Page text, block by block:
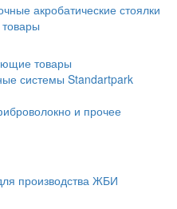
акробатические стоялки
товары
системы Standartpark
и прочее
производства ЖБИ